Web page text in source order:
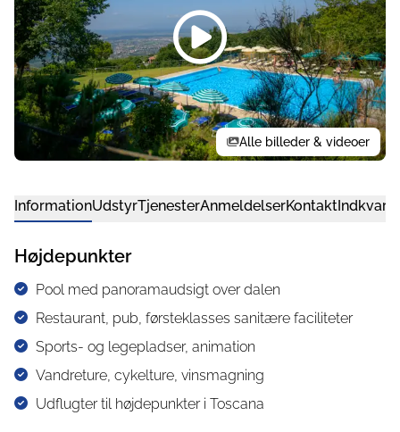
Alle billeder & videoer
InformationUdstyrTjenesterAnmeldelserKontakt
Højdepunkter
Pool med panoramaudsigt over dalen
Restaurant, pub, førsteklasses sanitære faciliteter
Sports- og legepladser, animation
Vandreture, cykelture, vinsmagning
Udflugter til højdepunkter i Toscana